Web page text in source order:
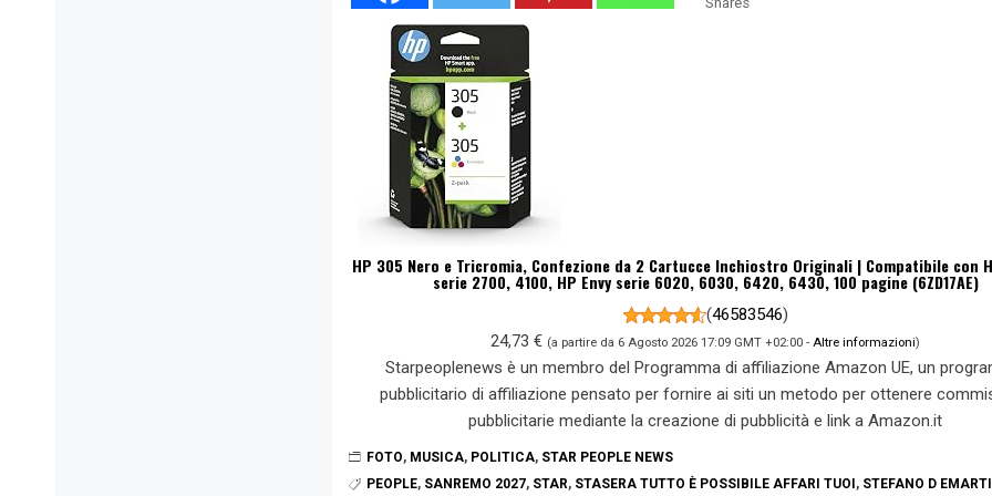
HP 305 Nero e Tricromia, Confezione da 2 Cartucce Inchiostro Originali | Compatibile con
serie 2700, 4100, HP Envy serie 6020, 6030, 6420, 6430, 100 pagine (6ZD17AE)
(46583546)
24,73 € (a partire da 6 Agosto 2026 17:09 GMT +02:00 -Altre informazioni)
Starpeoplenews è un membro del Programma di affiliazione Amazon UE, un
pubblicitario di affiliazione pensato per fornire ai siti un metodo per ottenere
pubblicitarie mediante la creazione di pubblicità e link a Amazon.it
FOTO, MUSICA, POLITICA, STAR PEOPLE NEWS
PEOPLE, SANREMO 2027, STAR, STASERA TUTTO È POSSIBILE AFFARI TUOI, STEFANO D